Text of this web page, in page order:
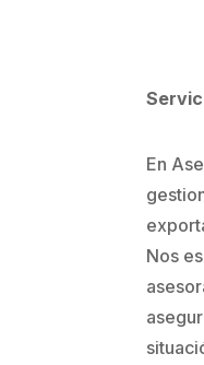
En
Nos